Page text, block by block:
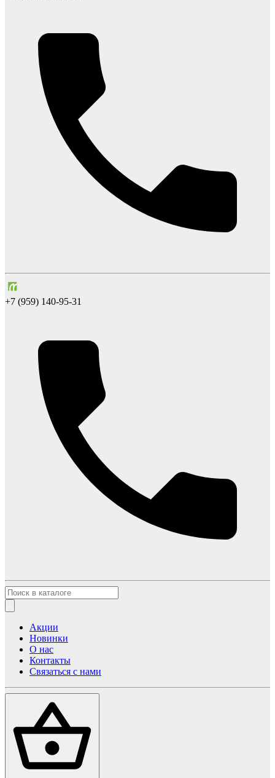
+7 (959) 140-95-31
Акции
Новинки
О нас
Контакты
Связаться с нами